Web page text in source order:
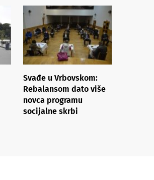
Svađe u Vrbovskom:
Rebalansom dato više
novca programu
socijalne skrbi